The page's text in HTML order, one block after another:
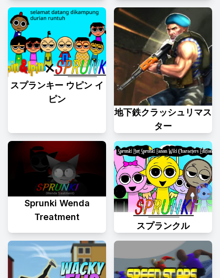
スプランキー ウピン イ
ピン
地下鉄クラッシュリマス
ター
Sprunki Wenda
Treatment
スプランクル